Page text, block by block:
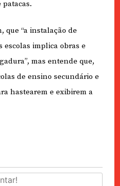
que “a instalação de
escolas implica obras e
mas entende que,
de ensino secundário e
hastearem e exibirem a